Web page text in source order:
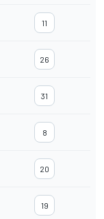
11
26
31
8
20
19